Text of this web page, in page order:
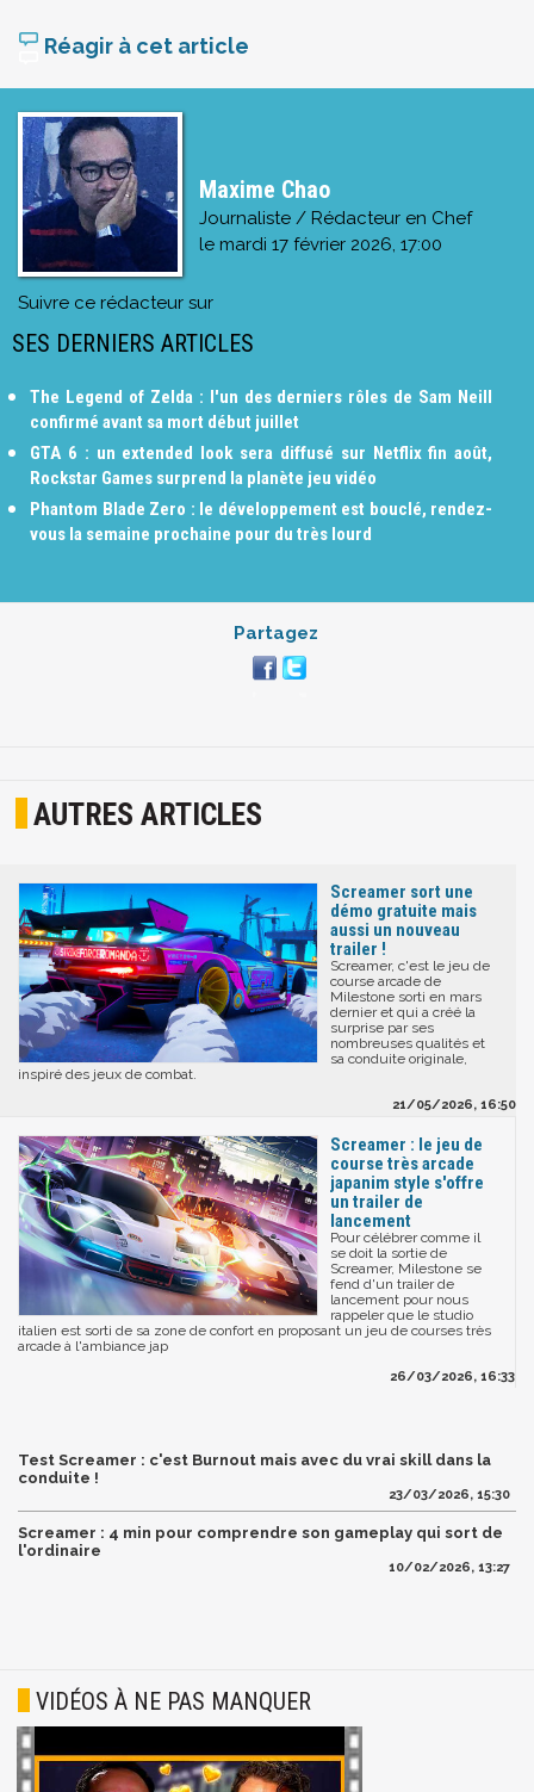
Réagir à cet article
Maxime Chao
Journaliste / Rédacteur en Chef
le mardi 17 février 2026, 17:00
Suivre ce rédacteur sur
SES DERNIERS ARTICLES
The Legend of Zelda : l'un des derniers rôles de Sam Neill
confirmé avant sa mort début juillet
GTA 6 : un extended look sera diffusé sur Netflix fin août,
Rockstar Games surprend la planète jeu vidéo
Phantom Blade Zero : le développement est bouclé, rendez-
vous la semaine prochaine pour du très lourd
Partagez
AUTRES ARTICLES
Screamer sort une
démo gratuite mais
aussi un nouveau
trailer !
Screamer, c'est le jeu de
course arcade de
Milestone sorti en mars
dernier et qui a créé la
surprise par ses
nombreuses qualités et
sa conduite originale,
inspiré des jeux de combat.
21/05/2026, 16:50
Screamer : le jeu de
course très arcade
japanim style s'offre
un trailer de
lancement
Pour célébrer comme il
se doit la sortie de
Screamer, Milestone se
fend d'un trailer de
lancement pour nous
rappeler que le studio
italien est sorti de sa zone de confort en proposant un jeu de courses très
arcade à l'ambiance jap
26/03/2026, 16:33
Test Screamer : c'est Burnout mais avec du vrai skill dans la
conduite !
23/03/2026, 15:30
Screamer : 4 min pour comprendre son gameplay qui sort de
l'ordinaire
10/02/2026, 13:27
VIDÉOS À NE PAS MANQUER